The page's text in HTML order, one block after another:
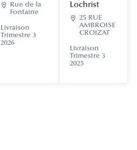

Rue de la
Fontaine
Livraison
Trimestre 3
2026
Lochrist
 25 RUE
AMBROISE
CROIZAT
Livraison
Trimestre 3
2025